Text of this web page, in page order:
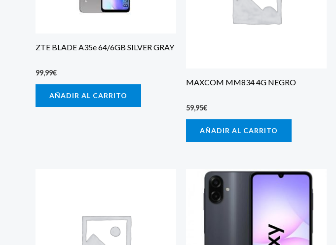
ZTE BLADE A35e 64/6GB SILVER GRAY
99,99€
AÑADIR AL CARRITO
MAXCOM MM834 4G NEGRO
59,95€
AÑADIR AL CARRITO